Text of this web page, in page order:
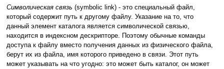
Символическая связь (symbolic link) - это специальный файл,
который содержит путь к другому файлу. Указание на то, что
данный элемент каталога является символической связью,
находится в индексном дескрипторе. Поэтому обычные команды
доступа к файлу вместо получения данных из физического файла,
берут их из файла, имя которого приведено в связи. Этот путь
может указывать на что угодно: это может быть каталог, он может